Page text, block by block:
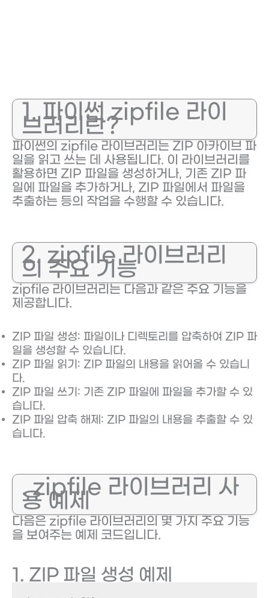
1. 파이썬 zipfile 라이
브러리란?
파이썬의 zipfile 라이브러리는 ZIP 아카이브 파
일을 읽고 쓰는 데 사용됩니다. 이 라이브러리를
활용하면 ZIP 파일을 생성하거나, 기존 ZIP 파
일에 파일을 추가하거나, ZIP 파일에서 파일을
추출하는 등의 작업을 수행할 수 있습니다.
2. zipfile 라이브러리
의 주요 기능
zipfile 라이브러리는 다음과 같은 주요 기능을
제공합니다.
ZIP 파일 생성: 파일이나 디렉토리를 압축하여 ZIP 파
일을 생성할 수 있습니다.
ZIP 파일 읽기: ZIP 파일의 내용을 읽어올 수 있습니
다.
ZIP 파일 쓰기: 기존 ZIP 파일에 파일을 추가할 수 있
습니다.
ZIP 파일 압축 해제: ZIP 파일의 내용을 추출할 수 있
습니다.
. zipfile 라이브러리 사
용 예제
다음은 zipfile 라이브러리의 몇 가지 주요 기능
을 보여주는 예제 코드입니다.
1. ZIP 파일 생성 예제